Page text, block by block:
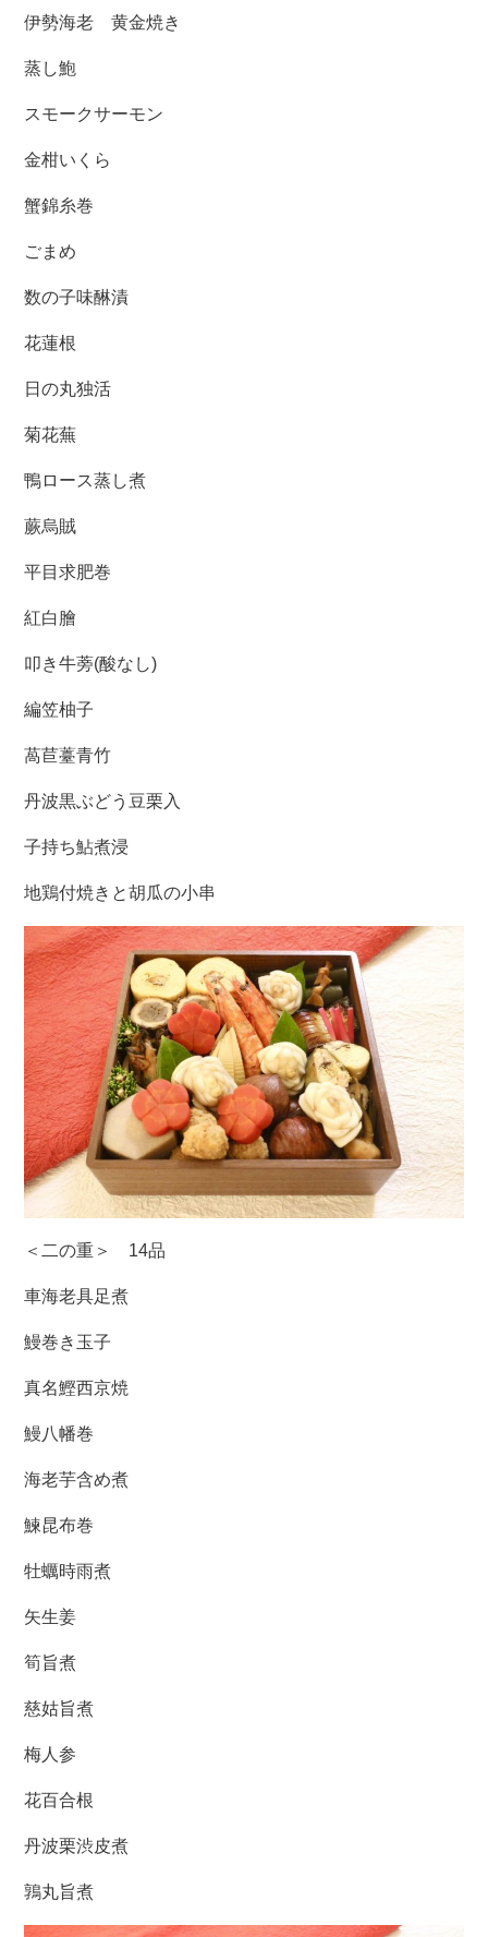
伊勢海老 黄金焼き
蒸し鮑
スモークサーモン
金柑いくら
蟹錦糸巻
ごまめ
数の子味醂漬
花蓮根
日の丸独活
菊花蕪
鴨ロース蒸し煮
蕨烏賊
平目求肥巻
紅白膾
叩き牛蒡(酸なし)
編笠柚子
萵苣薹青竹
丹波黒ぶどう豆栗入
子持ち鮎煮浸
地鶏付焼きと胡瓜の小串
＜二の重＞ 14品
車海老具足煮
鰻巻き玉子
真名鰹西京焼
鰻八幡巻
海老芋含め煮
鰊昆布巻
牡蠣時雨煮
矢生姜
筍旨煮
慈姑旨煮
梅人参
花百合根
丹波栗渋皮煮
鶉丸旨煮